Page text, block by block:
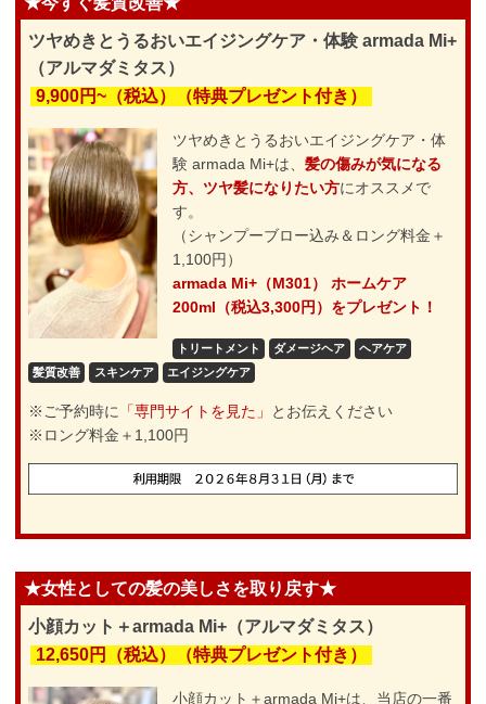
ツヤめきとうるおいエイジングケア・体験 armada Mi+
（アルマダミタス）
9,900円~（税込）（特典プレゼント付き）
ツヤめきとうるおいエイジングケア・体
験 armada Mi+は、 髪の傷みが気になる
方、ツヤ髪になりたい方にオススメで
す。
（シャンプーブロー込み＆ロング料金＋
1,100円）
armada Mi+（M301） ホームケア
200ml（税込3,300円）をプレゼント！
トリートメント ダメージヘア
ヘアケア
髪質改善
スキンケア エイジングケア
※ご予約時に 「専門サイトを見た」
とお伝えください
※ロング料金＋1,100円
★女性としての髪の美しさを取り戻す★
小顔カット＋armada Mi+（アルマダミタス）
12,650円（税込）（特典プレゼント付き）
小顔カット＋armada Mi+は、当店の一番